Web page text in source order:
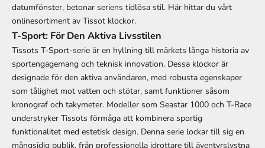
datumfönster, betonar seriens tidlösa stil. Här hittar du vårt
onlinesortiment av Tissot klockor.
T-Sport: För Den Aktiva Livsstilen
Tissots T-Sport-serie är en hyllning till märkets långa historia av
sportengagemang och teknisk innovation. Dessa klockor är
designade för den aktiva användaren, med robusta egenskaper
som tålighet mot vatten och stötar, samt funktioner såsom
kronograf och takymeter. Modeller som Seastar 1000 och T-Race
understryker Tissots förmåga att kombinera sportig
funktionalitet med estetisk design. Denna serie lockar till sig en
mångsidig publik, från professionella idrottare till äventyrslystna